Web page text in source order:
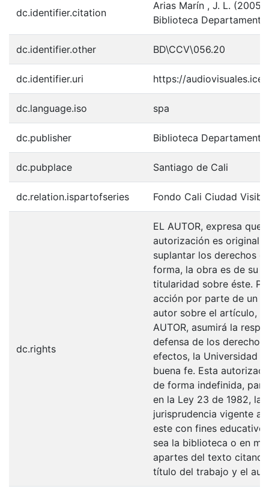
dc.identifier.citation
Arias Marín , J. L.
Biblioteca
dc.identifier.other BD\CCV\056.20
dc.identifier.uri https://
dc.language.iso spa
dc.publisher Biblioteca
dc.pubplace Santiago de Cali
dc.relation.ispartofseries Fondo Cali Ciudad
dc.rights
EL AUTOR, expresa
autorización es original
suplantar los derechos
forma, la obra es de su
titularidad sobre éste.
acción por parte de un
autor sobre el artículo,
AUTOR, asumirá la
defensa de los
efectos, la Universidad
buena fe. Esta
de forma indefinida,
en la Ley 23 de 1982, la
jurisprudencia vigente
este con fines
sea la biblioteca o en
apartes del texto
título del trabajo y el